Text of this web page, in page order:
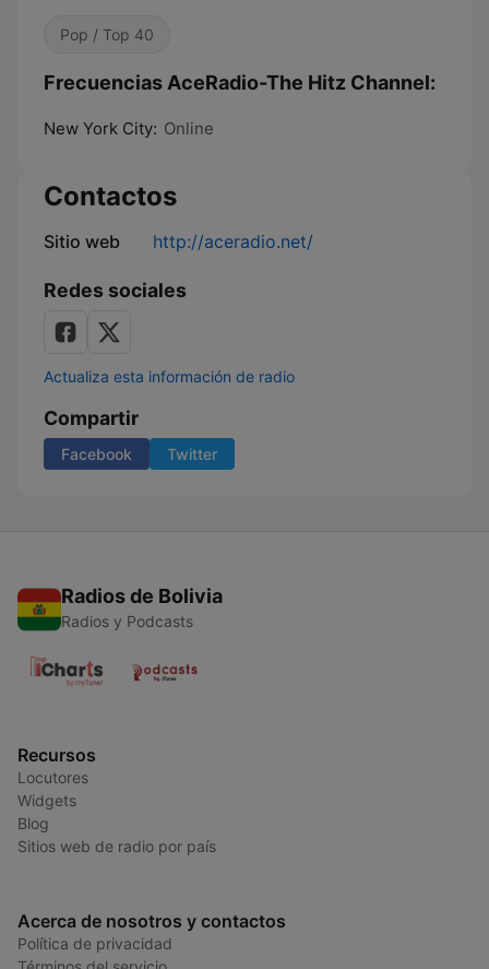
Pop / Top 40
Frecuencias AceRadio-The Hitz Channel:
New York City: Online
Contactos
Sitio web http://aceradio.net/
Redes sociales
Actualiza esta información de radio
Compartir
Facebook Twitter
Radios de Bolivia
Radios y Podcasts
Recursos
Locutores
Widgets
Blog
Sitios web de radio por país
Acerca de nosotros y contactos
Política de privacidad